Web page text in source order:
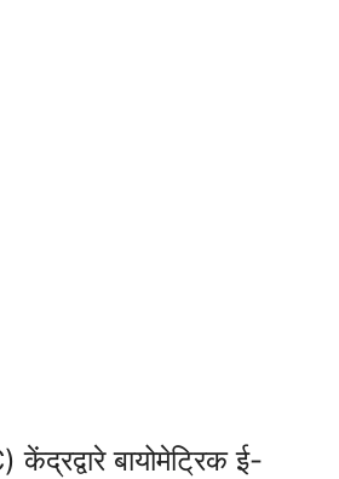
बायोमेट्रिक ई-